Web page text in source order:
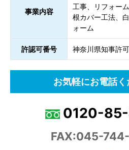
事業内容
工事、リフォー
根カバー工法、
ォーム
許認可番号 神奈川県知事許
お気軽にお電話く
0120-
FAX:045-